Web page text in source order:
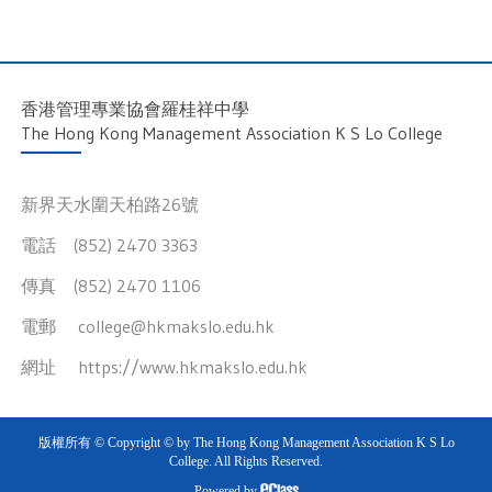
香港管理專業協會羅桂祥中學
The Hong Kong Management Association K S Lo College
新界天水圍天柏路26號
電話 (852) 2470 3363
傳真 (852) 2470 1106
電郵 college@hkmakslo.edu.hk
網址 https://www.hkmakslo.edu.hk
版權所有 © Copyright © by The Hong Kong Management Association K S Lo
College. All Rights Reserved.